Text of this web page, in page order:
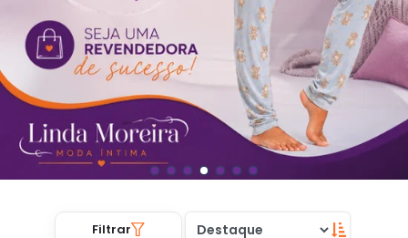
Filtrar